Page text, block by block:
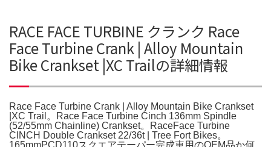
RACE FACE TURBINE クランク Race
Face Turbine Crank | Alloy Mountain
Bike Crankset |XC Trailの詳細情報
Race Face Turbine Crank | Alloy Mountain Bike Crankset
|XC Trail。Race Face Turbine Cinch 136mm Spindle
(52/55mm Chainline) Crankset。RaceFace Turbine
CINCH Double Crankset 22/36t | Tree Fort Bikes。
165mmPCD110スクエアテーパー完成車用のOEM品か何